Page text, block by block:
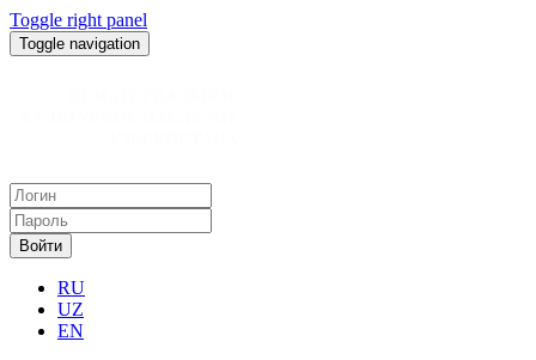
Toggle right panel
Toggle navigation
Войти
RU
UZ
EN